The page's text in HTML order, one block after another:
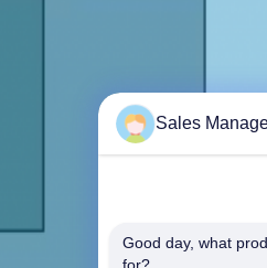
Sales
Good day, what